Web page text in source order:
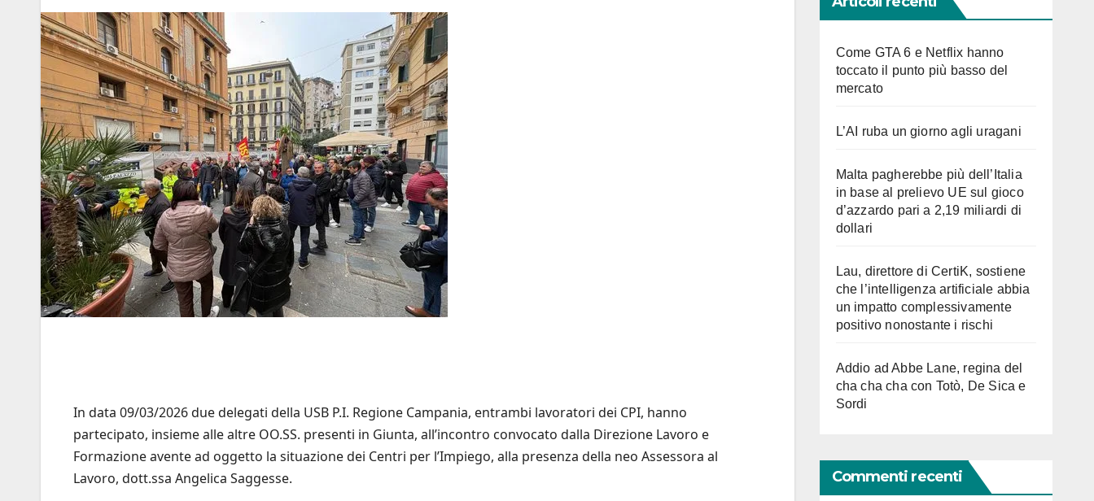
In data 09/03/2026 due delegati della USB P.I. Regione Campania, entrambi lavoratori dei CPI, hanno
partecipato, insieme alle altre OO.SS. presenti in Giunta, all’incontro convocato dalla Direzione Lavoro e
Formazione avente ad oggetto la situazione dei Centri per l’Impiego, alla presenza della neo Assessora al
Lavoro, dott.ssa Angelica Saggesse.
Come GTA 6 e Netflix hanno
toccato il punto più basso del
mercato
L’AI ruba un giorno agli uragani
Malta pagherebbe più dell’Italia
in base al prelievo UE sul gioco
d’azzardo pari a 2,19 miliardi di
dollari
Lau, direttore di CertiK, sostiene
che l’intelligenza artificiale abbia
un impatto complessivamente
positivo nonostante i rischi
Addio ad Abbe Lane, regina del
cha cha cha con Totò, De Sica e
Sordi
Commenti recenti